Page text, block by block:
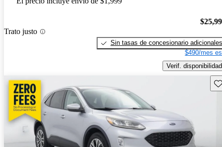
Trato justo
Sin tasas de concesionario adicionales
$490/mes
Verif. disponibilidad